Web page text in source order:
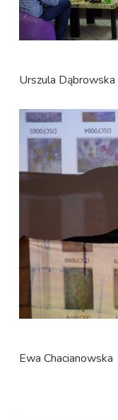
Urszula Dąbrowska
Ewa Chacianowska